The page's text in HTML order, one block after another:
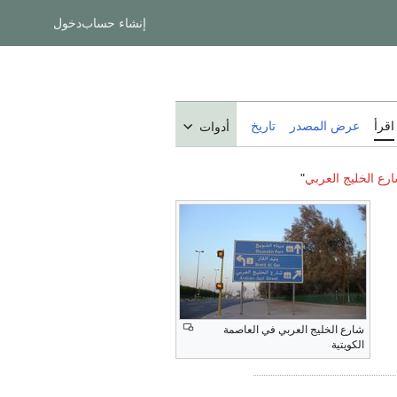
إنشاء حسابدخول
اقرأ عرض المصدر تاريخ أدوات
الخليج العربي"
شارع الخليج العربي في العاصمة
الكويتية